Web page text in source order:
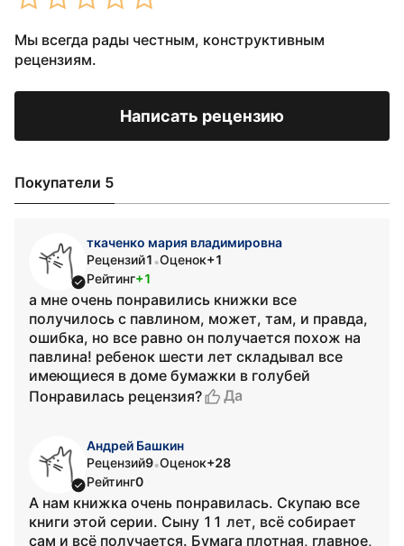
Мы всегда рады честным, конструктивным
рецензиям.
Написать рецензию
Покупатели 5
ткаченко мария владимировна
Рецензий1 •Оценок+1
Рейтинг+1
а мне очень понравились книжки все
получилось с павлином, может, там, и правда,
ошибка, но все равно он получается похож на
павлина! ребенок шести лет складывал все
имеющиеся в доме бумажки в голубей
Понравилась рецензия?
Да
Андрей Башкин
Рецензий9•Оценок+28
Рейтинг0
А нам книжка очень понравилась. Скупаю все
книги этой серии. Сыну 11 лет, всё собирает
сам и всё получается. Бумага плотная, главное,